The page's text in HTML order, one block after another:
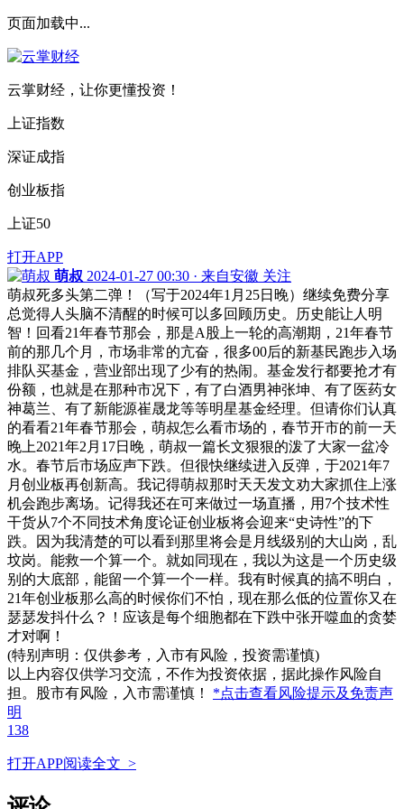
页面加载中...
云掌财经，让你更懂投资！
上证指数
深证成指
创业板指
上证50
打开APP
萌叔 2024-01-27 00:30 · 来自安徽 关注
萌叔死多头第二弹！（写于2024年1月25日晚）继续免费分享
总觉得人头脑不清醒的时候可以多回顾历史。历史能让人明
智！回看21年春节那会，那是A股上一轮的高潮期，21年春节
前的那几个月，市场非常的亢奋，很多00后的新基民跑步入场
排队买基金，营业部出现了少有的热闹。基金发行都要抢才有
份额，也就是在那种市况下，有了白酒男神张坤、有了医药女
神葛兰、有了新能源崔晟龙等等明星基金经理。但请你们认真
的看看21年春节那会，萌叔怎么看市场的，春节开市的前一天
晚上2021年2月17日晚，萌叔一篇长文狠狠的泼了大家一盆冷
水。春节后市场应声下跌。但很快继续进入反弹，于2021年7
月创业板再创新高。我记得萌叔那时天天发文劝大家抓住上涨
机会跑步离场。记得我还在可来做过一场直播，用7个技术性
干货从7个不同技术角度论证创业板将会迎来“史诗性”的下
跌。因为我清楚的可以看到那里将会是月线级别的大山岗，乱
坟岗。能救一个算一个。就如同现在，我以为这是一个历史级
别的大底部，能留一个算一个一样。我有时候真的搞不明白，
21年创业板那么高的时候你们不怕，现在那么低的位置你又在
瑟瑟发抖什么？！应该是每个细胞都在下跌中张开噬血的贪婪
才对啊！
(特别声明：仅供参考，入市有风险，投资需谨慎)
以上内容仅供学习交流，不作为投资依据，据此操作风险自
担。股市有风险，入市需谨慎！ *点击查看风险提示及免责声
明
138
打开APP阅读全文 >